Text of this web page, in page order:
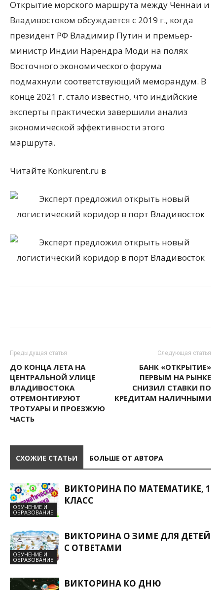
Открытие морского маршрута между Ченнаи и
Владивостоком обсуждается с 2019 г., когда
президент РФ Владимир Путин и премьер-
министр Индии Нарендра Моди на полях
Восточного экономического форума
подмахнули соответствующий меморандум. В
конце 2021 г. стало известно, что индийские
эксперты практически завершили анализ
экономической эффективности этого
маршрута.
Читайте Konkurent.ru в
Предыдущая статья
ДО КОНЦА ЛЕТА НА
ЦЕНТРАЛЬНОЙ УЛИЦЕ
ВЛАДИВОСТОКА
ОТРЕМОНТИРУЮТ
ТРОТУАРЫ И ПРОЕЗЖУЮ
ЧАСТЬ
Следующая статья
БАНК «ОТКРЫТИЕ»
ПЕРВЫМ НА РЫНКЕ
СНИЗИЛ СТАВКИ ПО
КРЕДИТАМ НАЛИЧНЫМИ
СХОЖИЕ СТАТЬИ БОЛЬШЕ ОТ АВТОРА
ОБУЧЕНИЕ И
ОБРАЗОВАНИЕ
ВИКТОРИНА ПО МАТЕМАТИКЕ, 1
КЛАСС
ОБУЧЕНИЕ И
ОБРАЗОВАНИЕ
ВИКТОРИНА О ЗИМЕ ДЛЯ ДЕТЕЙ
С ОТВЕТАМИ
ВИКТОРИНА КО ДНЮ